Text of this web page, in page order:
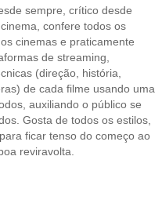
sempre, crítico desde
confere todos os
cinemas e praticamente
de streaming,
(direção, história,
de cada filme usando uma
auxiliando o público se
Gosta de todos os estilos,
ficar tenso do começo ao
reviravolta.